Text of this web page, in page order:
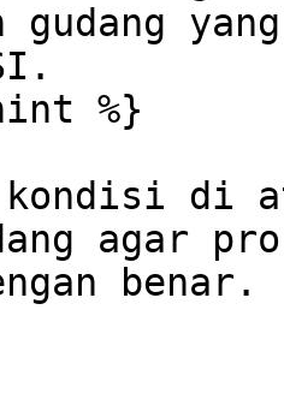
gudang
kondisi di
agar
benar.